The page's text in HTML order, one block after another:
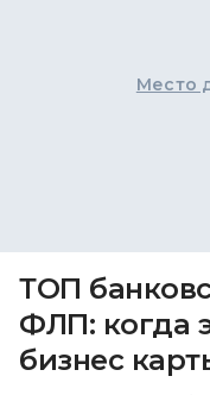
Место
ТОП
ФЛП: когда
бизнес